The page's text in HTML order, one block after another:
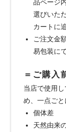
品ページ
選びいた
カートに
ご注文金
易包装に
＝ご購入
当店で使用
め、一点ごと
個体差
天然由来